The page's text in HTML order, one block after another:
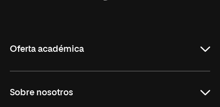
Oferta académica
Carreras
Sobre nosotros